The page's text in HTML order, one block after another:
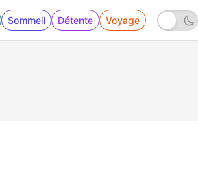
Sommeil Détente Voyage